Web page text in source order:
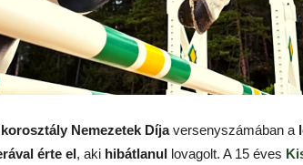
Nemezetek Díjaversenyszámában a
érte el, aki hibátlanul lovagolt. A 15 éves